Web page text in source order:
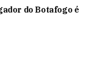
do Botafogo é